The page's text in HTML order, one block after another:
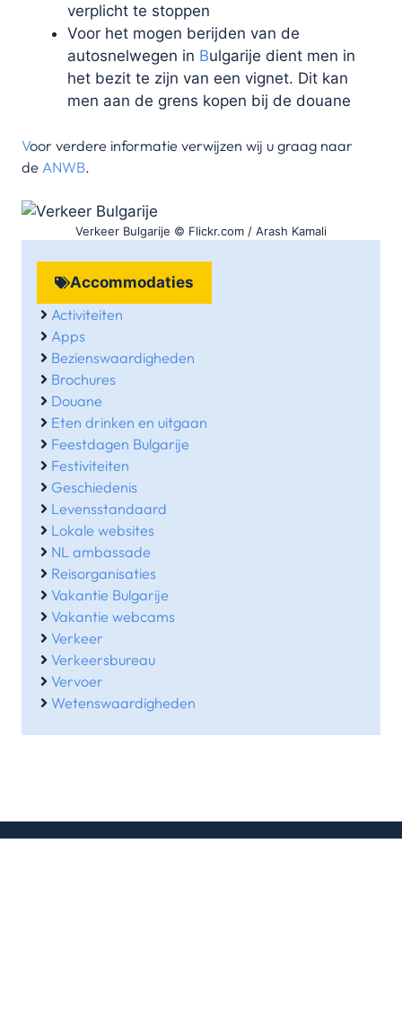
verplicht te stoppen
Voor het mogen berijden van de
autosnelwegen in Bulgarije dient men in
het bezit te zijn van een vignet. Dit kan
men aan de grens kopen bij de douane
Voor verdere informatie verwijzen wij u graag naar
de ANWB.
Verkeer Bulgarije © Flickr.com / Arash Kamali
Accommodaties
Activiteiten
Apps
Bezienswaardigheden
Brochures
Douane
Eten drinken en uitgaan
Feestdagen Bulgarije
Festiviteiten
Geschiedenis
Levensstandaard
Lokale websites
NL ambassade
Reisorganisaties
Vakantie Bulgarije
Vakantie webcams
Verkeer
Verkeersbureau
Vervoer
Wetenswaardigheden